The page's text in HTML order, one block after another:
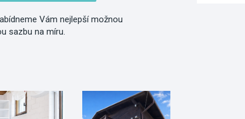
Vám nejlepší možnou
sazbu na míru.